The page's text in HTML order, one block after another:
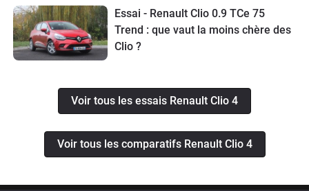
Essai - Renault Clio 0.9 TCe 75
Trend : que vaut la moins chère des
Clio ?
Voir tous les essais Renault Clio 4
Voir tous les comparatifs Renault Clio 4